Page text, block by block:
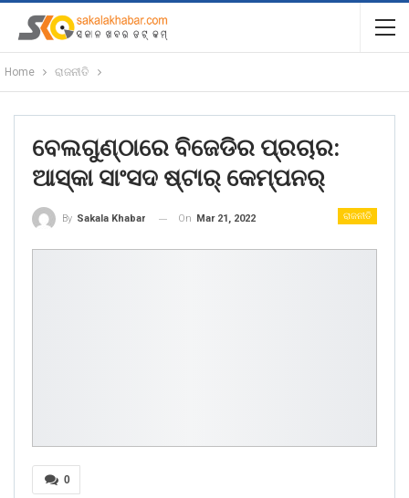
Home ରାଜନୀତି
ବେଲଗୁଣ୍ଠାରେ ବିଜେଡିର ପ୍ରଚାର:
ଆସ୍କା ସାଂସଦ ଷ୍ଟାର୍ କେମ୍ପନର୍
ରାଜନୀତି
By Sakala Khabar On Mar 21, 2022
0